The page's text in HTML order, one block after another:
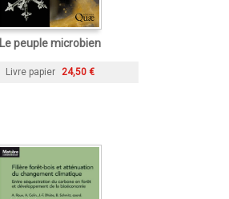
Le peuple microbien
Livre papier 24,50 €